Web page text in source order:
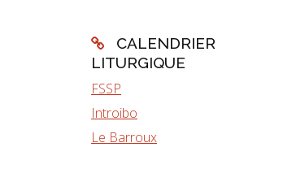
CALENDRIER
LITURGIQUE
FSSP
Introibo
Le Barroux